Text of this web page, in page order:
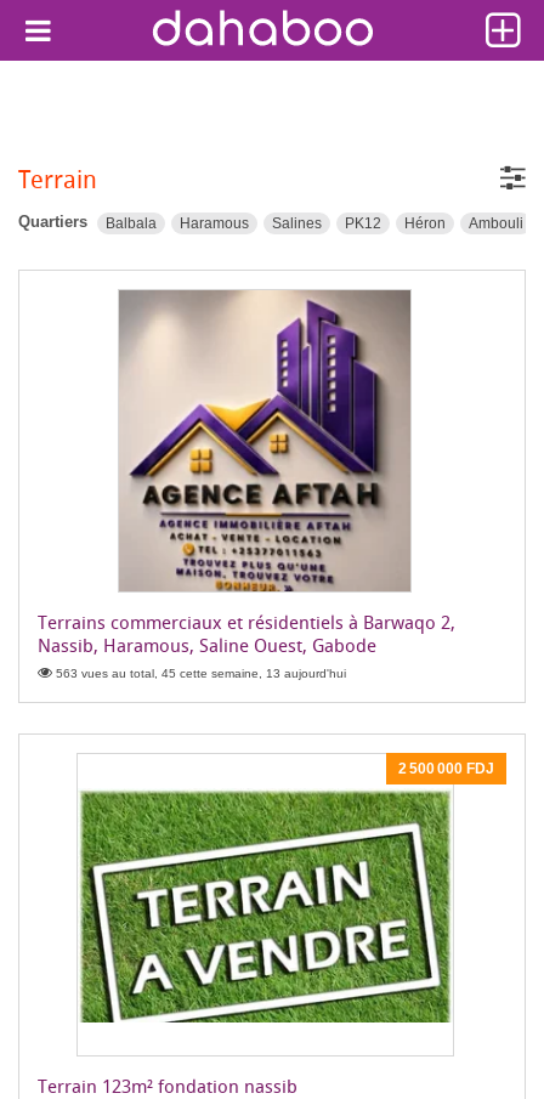
Terrain
Quartiers Balbala Haramous Salines PK12 Héron Ambouli
Terrains commerciaux et résidentiels à Barwaqo 2,
Nassib, Haramous, Saline Ouest, Gabode
563 vues au total, 45 cette semaine, 13 aujourd'hui
2 500 000 FDJ
Terrain 123m² fondation nassib